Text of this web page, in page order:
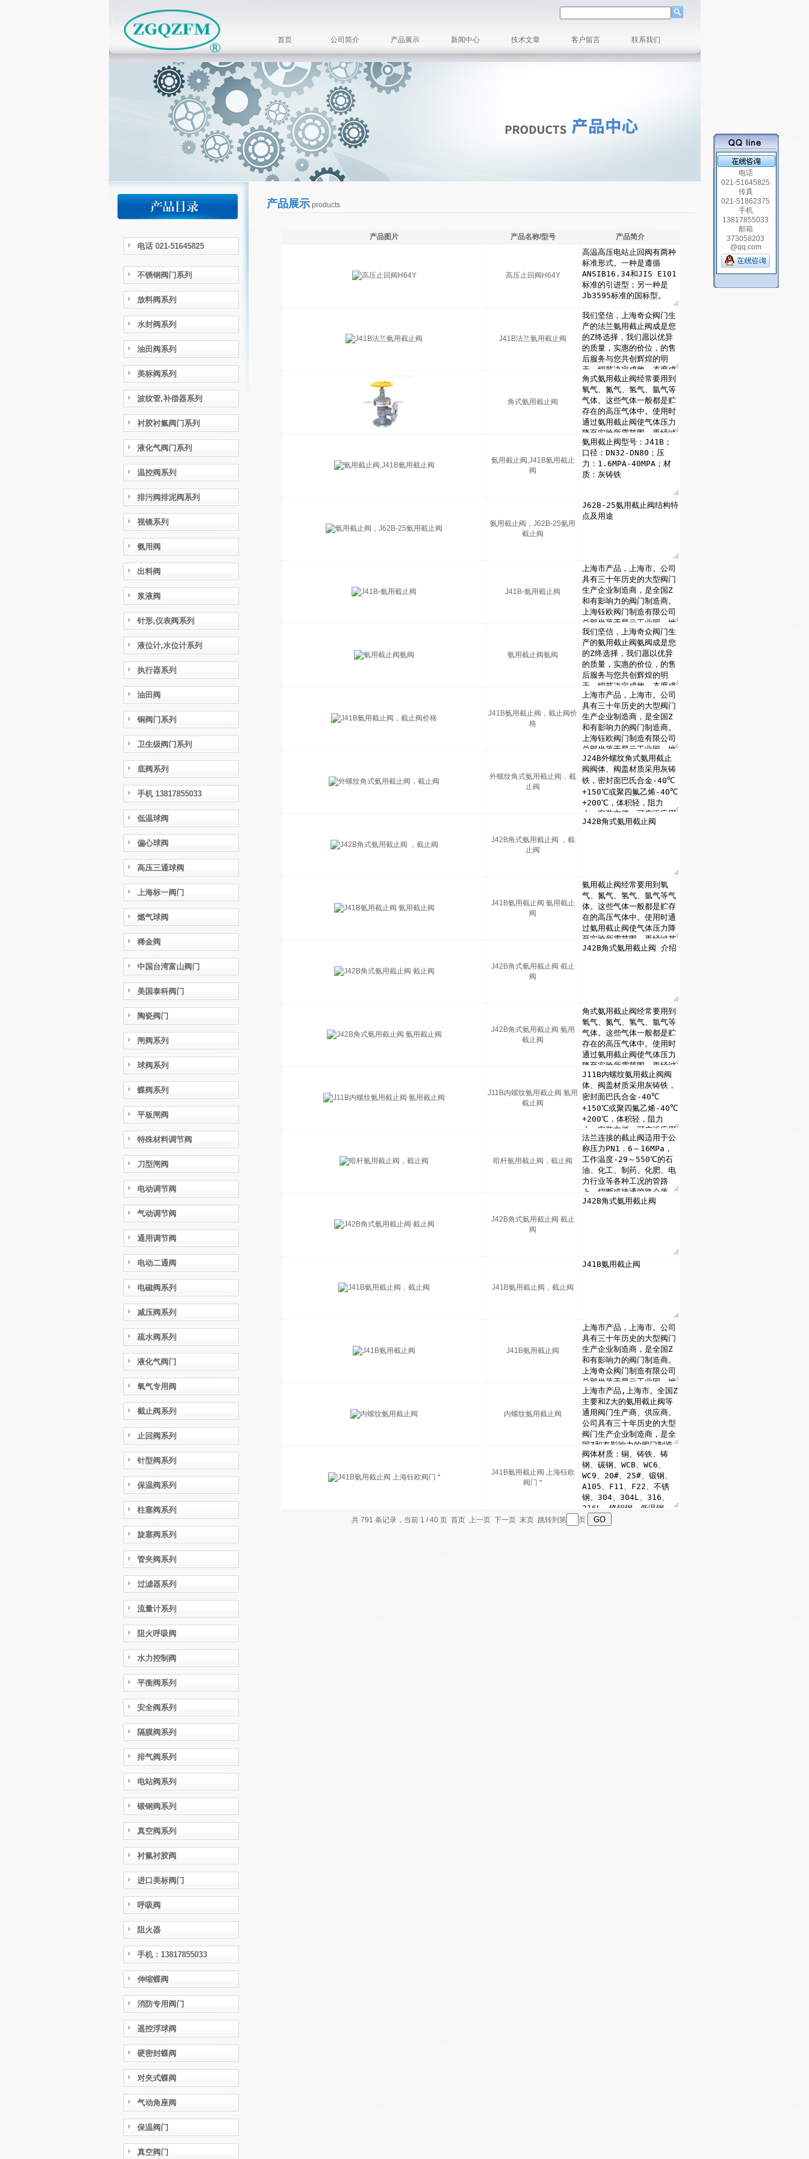
首页 公司简介 产品展示 新闻中心 技术文章 客户留言 联系我们
电话 021-51645825
不锈钢阀门系列
放料阀系列
水封阀系列
油田阀系列
美标阀系列
波纹管,补偿器系列
衬胶衬氟阀门系列
液化气阀门系列
温控阀系列
排污阀排泥阀系列
视镜系列
氨用阀
出料阀
浆液阀
针形,仪表阀系列
液位计,水位计系列
执行器系列
油田阀
铜阀门系列
卫生级阀门系列
底阀系列
手机 13817855033
低温球阀
偏心球阀
高压三通球阀
上海标一阀门
燃气球阀
稀金阀
中国台湾富山阀门
美国泰科阀门
陶瓷阀门
闸阀系列
球阀系列
蝶阀系列
平板闸阀
特殊材料调节阀
刀型闸阀
电动调节阀
气动调节阀
通用调节阀
电动二通阀
电磁阀系列
减压阀系列
疏水阀系列
液化气阀门
氧气专用阀
截止阀系列
止回阀系列
针型阀系列
保温阀系列
柱塞阀系列
旋塞阀系列
管夹阀系列
过滤器系列
流量计系列
阻火呼吸阀
水力控制阀
平衡阀系列
安全阀系列
隔膜阀系列
排气阀系列
电站阀系列
锻钢阀系列
真空阀系列
衬氟衬胶阀
进口美标阀门
呼吸阀
阻火器
手机：13817855033
伸缩蝶阀
消防专用阀门
遥控浮球阀
硬密封蝶阀
对夹式蝶阀
气动角座阀
保温阀门
真空阀门
产品展示 products
产品图片 产品名称/型号 产品简介
高压止回阀H64Y
J41B法兰氨用截止阀
角式氨用截止阀
氨用截止阀,J41B氨用截止
阀
氨用截止阀，J62B-25氨用
截止阀
J41B-氨用截止阀
氨用截止阀氨阀
J41B氨用截止阀，截止阀价
格
外螺纹角式氨用截止阀，截
止阀
J42B角式氨用截止阀 ，截
止阀
J41B氨用截止阀 氨用截止
阀
J42B角式氨用截止阀 截止
阀
J42B角式氨用截止阀 氨用
截止阀
J11B内螺纹氨用截止阀 氨用
截止阀
暗杆氨用截止阀，截止阀
J42B角式氨用截止阀 截止
阀
J41B氨用截止阀，截止阀
J41B氨用截止阀
内螺纹氨用截止阀
J41B氨用截止阀 上海钰欧
阀门 *
共 791 条记录，当前 1 / 40 页 首页 上一页 下一页 末页跳转到第 页
电话
021-51645825
传真
021-51862375
手机
13817855033
邮箱
373058203
@qq.com